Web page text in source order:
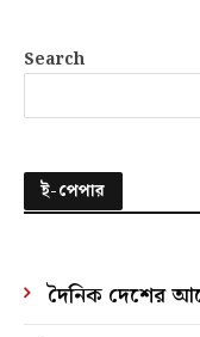
Search
ই-পেপার
দৈনিক দেশের